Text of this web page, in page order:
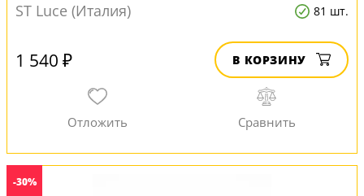
ST Luce (Италия) 81 шт.
1 540 ₽ В КОРЗИНУ
-30%